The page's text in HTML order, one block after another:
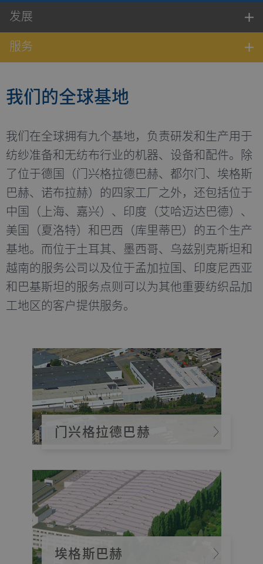
发展
服务
我们的全球基地
我们在全球拥有九个基地，负责研发和生产用于
纺纱准备和无纺布行业的机器、设备和配件。除
了位于德国（门兴格拉德巴赫、都尔门、埃格斯
巴赫、诺布拉赫）的四家工厂之外，还包括位于
中国（上海、嘉兴）、印度（艾哈迈达巴德）、
美国（夏洛特）和巴西（库里蒂巴）的五个生产
基地。而位于土耳其、墨西哥、乌兹别克斯坦和
越南的服务公司以及位于孟加拉国、印度尼西亚
和巴基斯坦的服务点则可以为其他重要纺织品加
工地区的客户提供服务。
门兴格拉德巴赫
埃格斯巴赫